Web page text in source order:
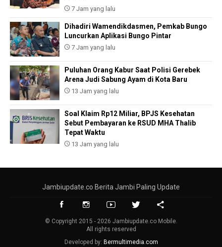
7 Jam yang lalu
Dihadiri Wamendikdasmen, Pemkab Bungo
Luncurkan Aplikasi Bungo Pintar
7 Jam yang lalu
Puluhan Orang Kabur Saat Polisi Gerebek
Arena Judi Sabung Ayam di Kota Baru
13 Jam yang lalu
Soal Klaim Rp12 Miliar, BPJS Kesehatan
Sebut Pembayaran ke RSUD MHA Thalib
Tepat Waktu
13 Jam yang lalu
Jambiupdate.co Berita Jambi Paling Update
© Copyright 2015 - 2026 Jambiupdate.co Mobile.
All rights reserved
Developed by: Bermultimedia.com